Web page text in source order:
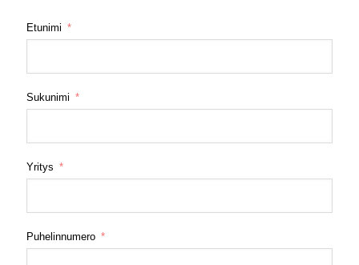
Etunimi
Sukunimi
Yritys
Puhelinnumero